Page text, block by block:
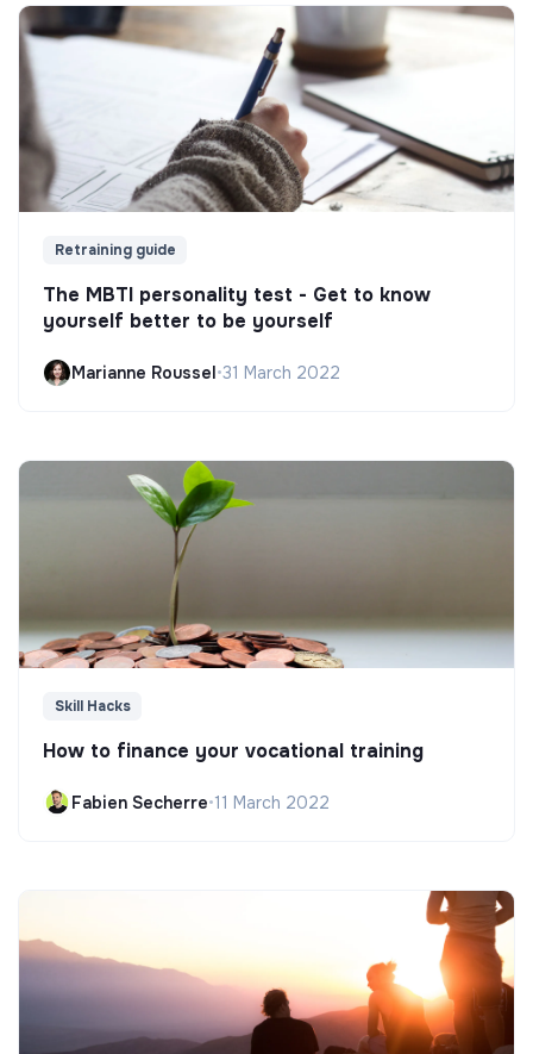
Retraining guide
The MBTI personality test - Get to know
yourself better to be yourself
Marianne Roussel•31 March 2022
Skill Hacks
How to finance your vocational training
Fabien Secherre•11 March 2022